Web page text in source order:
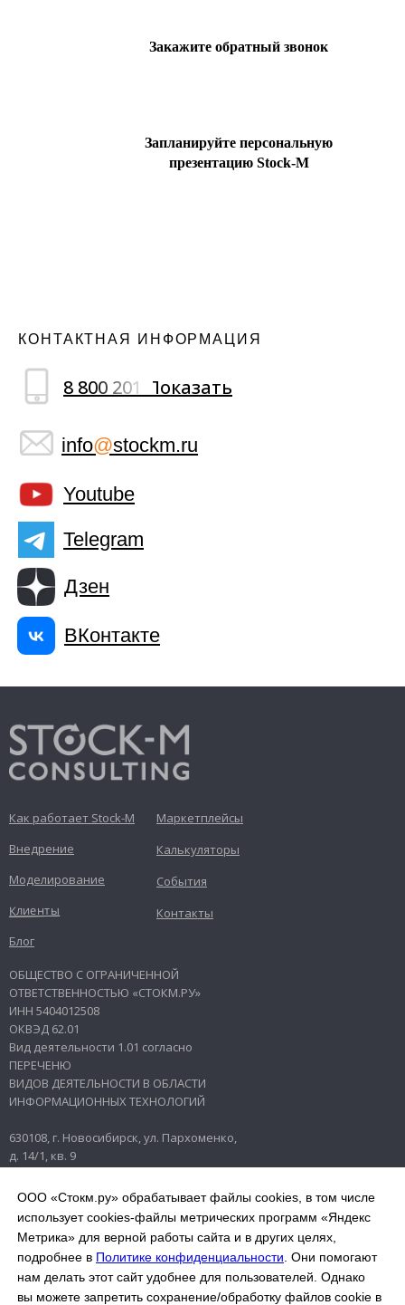
Закажите обратный звонок
Запланируйте персональную
презентацию Stock-M
ООО «Стокм.ру» обрабатывает файлы cookies, в том числе
использует cookies-файлы метрических программ «Яндекс
Метрика» для верной работы сайта и в других целях,
подробнее в Политике конфиденциальности. Они помогают
нам делать этот сайт удобнее для пользователей. Однако
вы можете запретить сохранение/обработку файлов cookie в
КОНТАКТНАЯ ИНФОРМАЦИЯ
info@stockm.ru
Youtube
Telegram
ВКонтакте
Дзен
8 800 201 Показать
Внедрение
Как работает Stock-M
Клиенты
Блог
ОГРАНИЧЕННОЙ ОТВЕТСТВЕННОСТЬЮ
«СТОКМ.РУ»
Пользовательское соглашение
Согласие на обработкуперсональных
данных
Политика конфиденциальности
Моделирование
Калькуляторы
Контакты
ОБЩЕСТВО С ОГРАНИЧЕННОЙ
ОТВЕТСТВЕННОСТЬЮ «СТОКМ.РУ»
ИНН 5404012508
ОКВЭД 62.01
Вид деятельности 1.01 согласно
ПЕРЕЧЕНЮ
ВИДОВ ДЕЯТЕЛЬНОСТИ В ОБЛАСТИ
ИНФОРМАЦИОННЫХ ТЕХНОЛОГИЙ
630108, г. Новосибирск, ул. Пархоменко,
д. 14/1, кв. 9
События
Маркетплейсы